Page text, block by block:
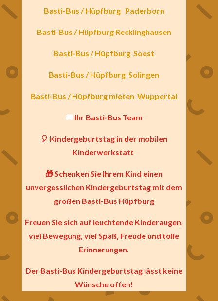
Basti-Bus / Hüpfburg Paderborn
Basti-Bus / Hüpfburg Recklinghausen
Basti-Bus / Hüpfburg Soest
Basti-Bus / Hüpfburg Solingen
Basti-Bus / Hüpfburg mieten Wuppertal
🚚 Ihr Basti-Bus Team
🎈 Kindergeburtstag in der mobilen
Kinderwerkstatt
🎁 Schenken Sie Ihrem Kind einen
unvergesslichen Kindergeburtstag mit dem
großen Basti-Bus Hüpfburg
Freuen Sie sich auf leuchtende Kinderaugen,
viel Bewegung, viel Spaß, Freude und tolle
Erinnerungen.
Der Basti-Bus Kindergeburtstag lässt keine
Wünsche offen!